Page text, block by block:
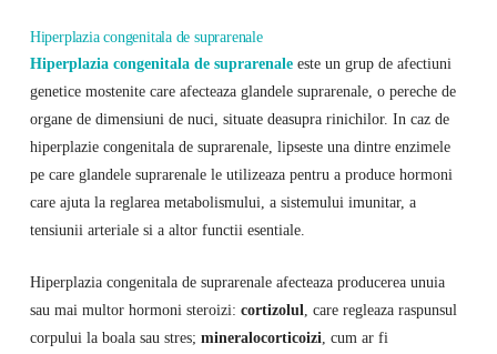
Hiperplazia congenitala de suprarenale
Hiperplazia congenitala de suprarenale este un grup de afectiuni
genetice mostenite care afecteaza glandele suprarenale, o pereche de
organe de dimensiuni de nuci, situate deasupra rinichilor. In caz de
hiperplazie congenitala de suprarenale, lipseste una dintre enzimele
pe care glandele suprarenale le utilizeaza pentru a produce hormoni
care ajuta la reglarea metabolismului, a sistemului imunitar, a
tensiunii arteriale si a altor functii esentiale.
Hiperplazia congenitala de suprarenale afecteaza producerea unuia
sau mai multor hormoni steroizi: cortizolul , care regleaza raspunsul
corpului la boala sau stres; mineralocorticoizi , cum ar fi